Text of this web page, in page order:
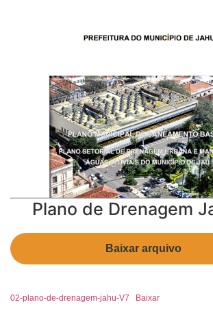
Plano de Drenagem
Baixar arquivo
02-plano-de-drenagem-jahu-V7 Baixar